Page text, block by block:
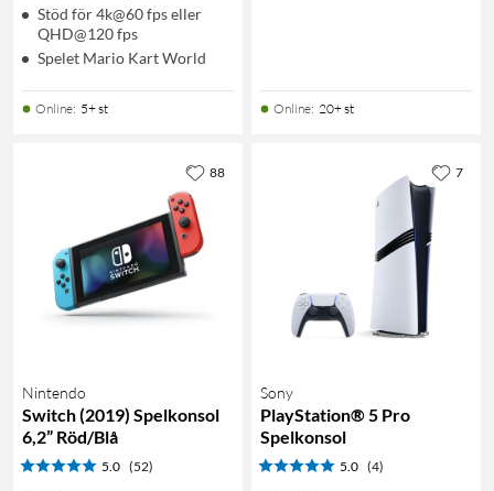
Stöd för 4k@60 fps eller
QHD@120 fps
Spelet Mario Kart World
Online: 5+ st Online: 20+ st
Nintendo
Switch (2019) Spelkonsol
6,2” Röd/Blå
5.0 (52)
88
Sony
PlayStation® 5 Pro
Spelkonsol
5.0 (4)
7